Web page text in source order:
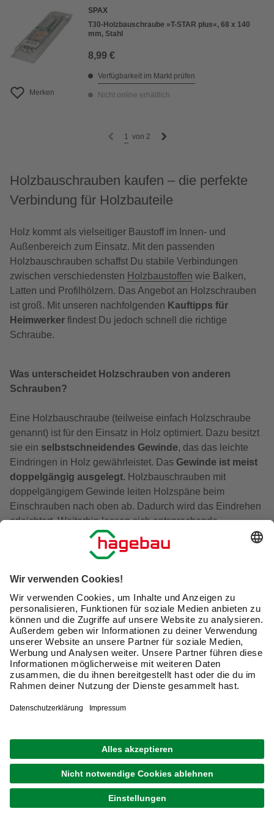
Merken
SPAX
T30-Holzbauschraube »T-STAR plus«, 68 x 140
mm, Stahl
8,99 €
Verfügbarkeit im Markt prüfen
Nicht online erhältlich
1 von 2
Holzbauschrauben kaufen – die perfekte
Verbindung für Holzbauteile
Holz kommt als vielseitiger Baustoff im Innen- und
Außenbereich zum Einsatz. Mit den passenden
Holzbauschrauben schaffst Du stabile Verbindungen
zwischen verschiedensten Holzbaustoffen wie Balken,
Latten und Profilhölzern. Das Angebot an Holzschrauben
ist groß. Mit unseren nachfolgenden Kauftipps für
Heimwerker findest Du jedoch schnell die richtige
Schraube.
Was unterscheidet Holzschrauben von anderen
Schrauben?
Eine Holzbauschraube (teilweise einfach Holzschraube
genannt) ist für den Einsatz in Holz optimiert. Dazu besitzt
sie ein selbstschneidendes Gewinde, das das leichte
Eindringen in Holz gewährleistet. Das Gewinde ist meist
doppelgängig ausgelegt. Holzbauschrauben mit
doppelgängigem Gewinde leiten Holzspäne beim
Einschrauben nach oben ab. Dadurch wird das Eindrehen
erleichtert. Weiterhin lassen sich entsprechende
Schrauben problemlos ausdrehen. Dies ist ein großer
Vorteil, wenn Du eine Holzverbindung wieder lösen
Gegensatz zu Gewindeschrauben kein Gegengewinde.
Stahl oder Edelstahl?
Holzbauschrauben bestehen meist aus verzinktemStahl
Stahl bietet eine hohe Stabilität und die Verzinkung sorgt
für Korrosionsbeständigkeit (Schutz vor Rost). Bei stark
korrosionsgefährdeten Anwendungen wie
Verschraubungen an der Wetterseite im Außenbereich
einen besonders hohen Korrosionsschutz.
Vorbohren für Holzbauschrauben – wann ist das
sinnvoll?